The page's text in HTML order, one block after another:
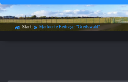
home_work Start double_arrow Markierte Beiträge: "Greifswald"